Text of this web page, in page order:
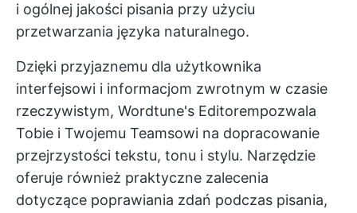
i ogólnej jakości pisania przy użyciu
przetwarzania języka naturalnego.
Dzięki przyjaznemu dla użytkownika
interfejsowi i informacjom zwrotnym w czasie
rzeczywistym, Wordtune's Editorempozwala
Tobie i Twojemu Teamsowi na dopracowanie
przejrzystości tekstu, tonu i stylu. Narzędzie
oferuje również praktyczne zalecenia
dotyczące poprawiania zdań podczas pisania,